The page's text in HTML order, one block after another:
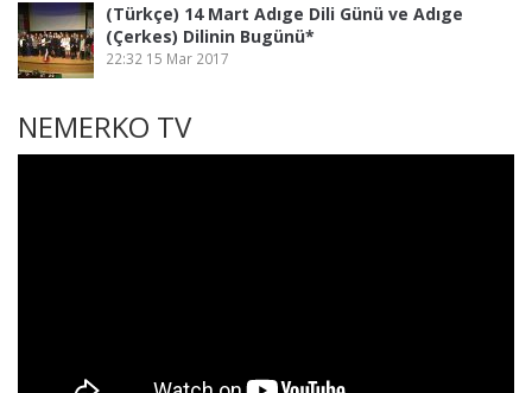
(Türkçe) 14 Mart Adıge Dili Günü ve Adıge
(Çerkes) Dilinin Bugünü*
22:32 15 Mar 2017
NEMERKO TV